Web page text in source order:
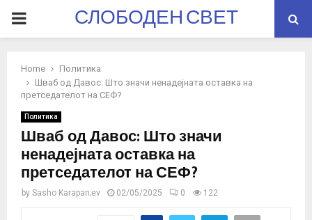
PRIMARYСЛОБОДЕН СВЕТ
Home
Политика
Шваб од Давос: Што значи ненадејната оставка на
претседателот на СЕФ?
Политика
Шваб од Давос: Што значи
ненадејната оставка на
претседателот на СЕФ?
by Sasho Karapan;ev 02/05/2025 0 122